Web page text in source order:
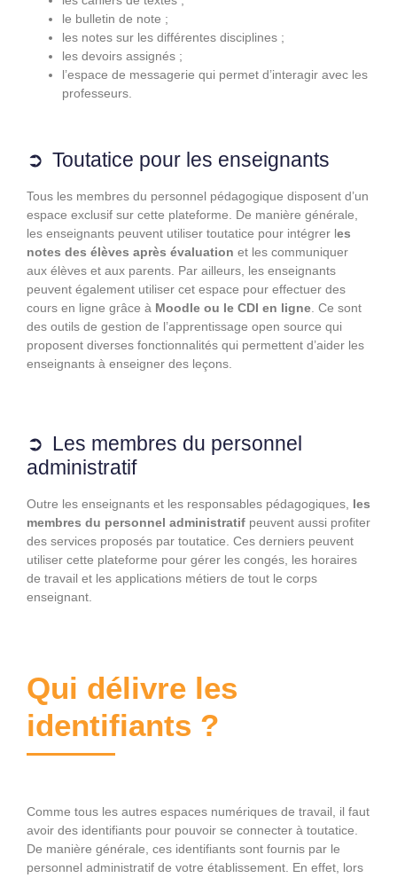
le bulletin de note ;
les notes sur les différentes disciplines ;
les devoirs assignés ;
l’espace de messagerie qui permet d’interagir avec les
professeurs.
Toutatice pour les enseignants
Tous les membres du personnel pédagogique disposent d’un
espace exclusif sur cette plateforme. De manière générale,
les enseignants peuvent utiliser toutatice pour intégrer les
notes des élèves après évaluation et les communiquer
aux élèves et aux parents. Par ailleurs, les enseignants
peuvent également utiliser cet espace pour effectuer des
cours en ligne grâce à Moodle ou le CDI en ligne. Ce sont
des outils de gestion de l’apprentissage open source qui
proposent diverses fonctionnalités qui permettent d’aider les
enseignants à enseigner des leçons.
Les membres du personnel
administratif
Outre les enseignants et les responsables pédagogiques, les
membres du personnel administratif peuvent aussi profiter
des services proposés par toutatice. Ces derniers peuvent
utiliser cette plateforme pour gérer les congés, les horaires
de travail et les applications métiers de tout le corps
enseignant.
Qui délivre les
identifiants ?
Comme tous les autres espaces numériques de travail, il faut
avoir des identifiants pour pouvoir se connecter à toutatice.
De manière générale, ces identifiants sont fournis par le
personnel administratif de votre établissement. En effet, lors